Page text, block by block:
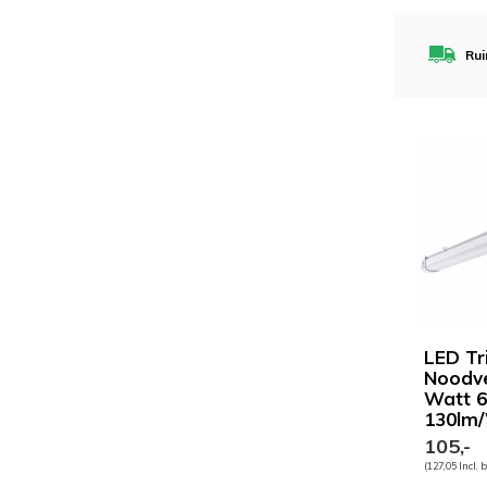
LED
Watt
105,-
(127,05 Incl.